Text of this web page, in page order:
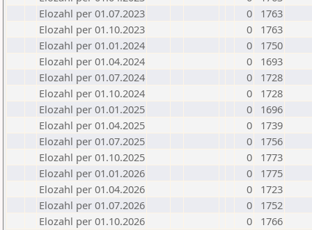
Elozahl per 01.07.2023
0
1763
Elozahl per 01.10.2023
0
1763
Elozahl per 01.01.2024
0
1750
Elozahl per 01.04.2024
0
1693
Elozahl per 01.07.2024
0
1728
Elozahl per 01.10.2024
0
1728
Elozahl per 01.01.2025
0
1696
Elozahl per 01.04.2025
0
1739
Elozahl per 01.07.2025
0
1756
Elozahl per 01.10.2025
0
1773
Elozahl per 01.01.2026
0
1775
Elozahl per 01.04.2026
0
1723
Elozahl per 01.07.2026
0
1752
Elozahl per 01.10.2026
0 1766